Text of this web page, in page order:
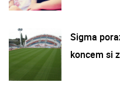
Sigma
koncem si